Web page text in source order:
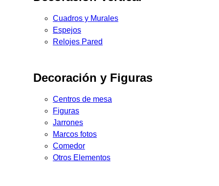
Cuadros y Murales
Espejos
Relojes Pared
Decoración y Figuras
Centros de mesa
Figuras
Jarrones
Marcos fotos
Comedor
Otros Elementos